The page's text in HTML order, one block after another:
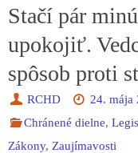
Stačí pár
upokojiť.
spôsob proti
RCHD
24. mája
Chránené dielne,
Zákony, Zaujímavosti